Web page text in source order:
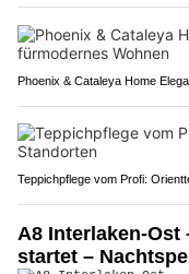
Phoenix & Cataleya Home
Teppichpflege vom Profi:
A8 Interlaken-Ost
startet –